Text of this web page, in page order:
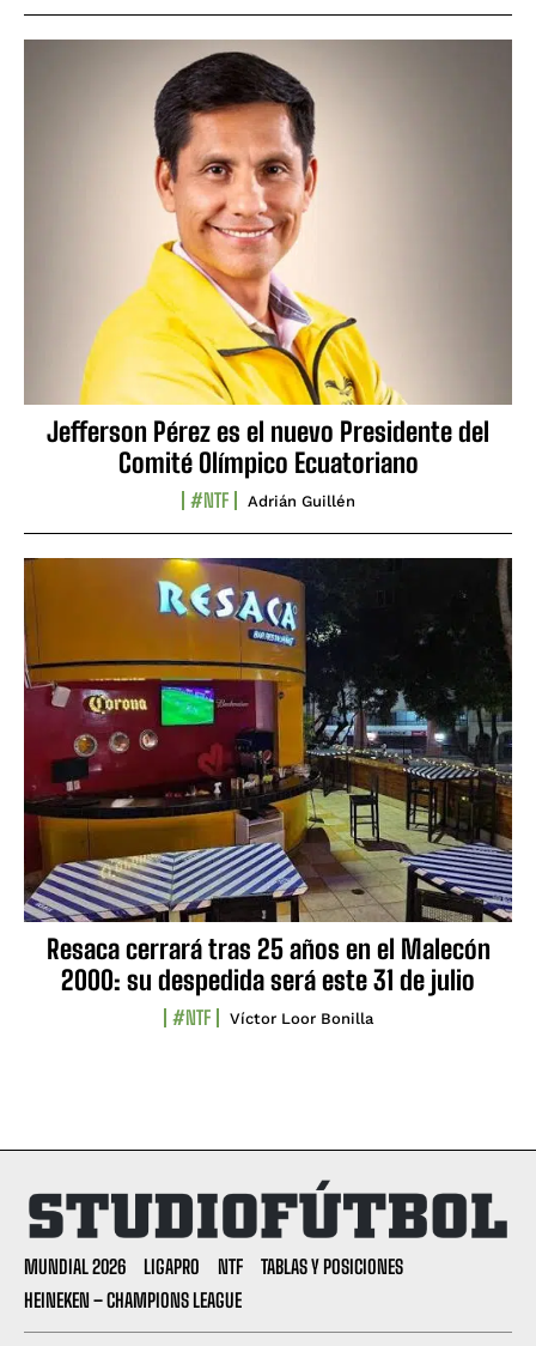
Jefferson Pérez es el nuevo Presidente del
Comité Olímpico Ecuatoriano
#NTF Adrián Guillén
Resaca cerrará tras 25 años en el Malecón
2000: su despedida será este 31 de julio
#NTF Víctor Loor Bonilla
MUNDIAL 2026 LIGAPRO NTF
TABLAS Y POSICIONES
HEINEKEN – CHAMPIONS LEAGUE